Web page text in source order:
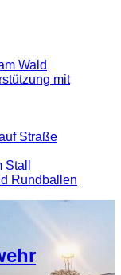
Wald
mit
Straße
Rundballen